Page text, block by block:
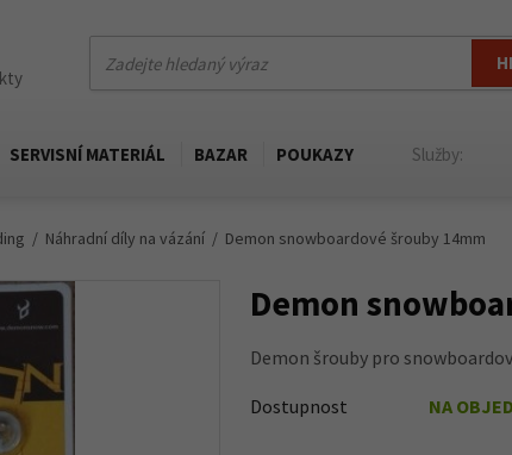
SERVISNÍ MATERIÁL BAZAR POUKAZY Služby:
Náhradní díly na vázání Demon snowboardové šrouby 14mm
Demon
Demon šrouby pro
Dostupnost NA